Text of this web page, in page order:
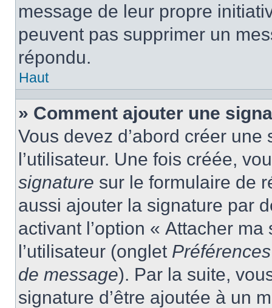
message de leur propre
peuvent pas supprimer un
répondu.
Haut
» Comment ajouter une
Vous devez d’abord créer
l’utilisateur. Une fois créée,
signature sur le formulaire de
aussi ajouter la signature par
activant l’option « Attacher
l’utilisateur (onglet
de message). Par la suite,
signature d’être ajoutée à un